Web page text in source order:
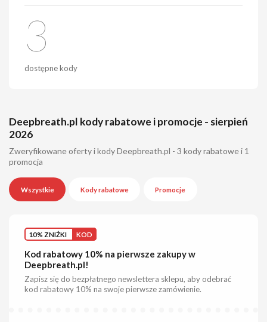
3
dostępne kody
Deepbreath.pl kody rabatowe i promocje - sierpień
2026
Zweryfikowane oferty i kody Deepbreath.pl - 3 kody rabatowe i 1
promocja
Wszystkie Kody rabatowe Promocje
10% ZNIŻKI KOD
Kod rabatowy 10% na pierwsze zakupy w
Deepbreath.pl!
Zapisz się do bezpłatnego newslettera sklepu, aby odebrać
kod rabatowy 10% na swoje pierwsze zamówienie.